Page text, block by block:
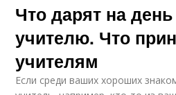
Что дарят на
учителю. Что
учителям
Если среди ваших хороших